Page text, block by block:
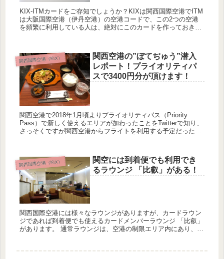
KIX-ITMカードをご存知でしょうか？KIXは関西国際空港でITM
は大阪国際空港（伊丹空港）の空港コードで、この2つの空港
を頻繁に利用している人は、絶対にこのカードを作っておきま
関西国際空港（KIX）
関西空港の”ぼてぢゅう”潜入
レポート！プライオリティパ
スで3400円分が頂けます！
関西空港で2018年1月頃よりプライオリティパス（Priority
Pass）で新しく使えるエリアが加わったことをTwitterで知り、
さっそくですが関西空港からフライトを利用する予定だったの
関西国際空港（KIX）
関空には到着便でも利用でき
るラウンジ 「比叡」がある！
関西国際空港には様々なラウンジがありますが、カードラウン
ジであれば到着便でも使えるカードメンバーラウンジ 「比叡」
があります。 通常ラウンジは、空港の制限エリア内にあり、出